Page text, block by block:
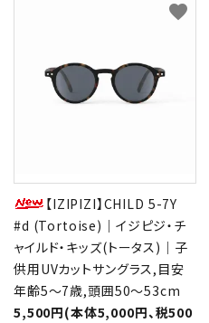
【IZIPIZI】CHILD 5-7Y
#d (Tortoise)｜イジピジ・チ
ャイルド・キッズ(トータス)｜子
供用UVカットサングラス,目安
年齢5～7歳,頭囲50～53cm
5,500円(本体5,000円、税500
favorite